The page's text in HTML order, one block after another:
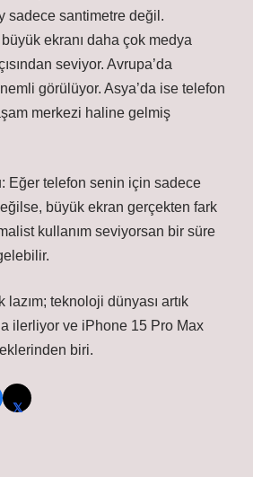
sadece santimetre değil.
ekranı daha çok medya
seviyor. Avrupa’da
görülüyor. Asya’da ise telefon
merkezi haline gelmiş
Eğer telefon senin için sadece
büyük ekran gerçekten fark
kullanım seviyorsan bir süre
teknoloji dünyası artık
ilerliyor ve iPhone 15 Pro Max
biri.
𝕏